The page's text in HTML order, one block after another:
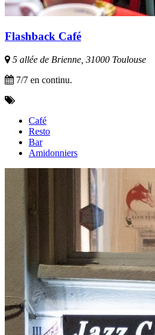
Flashback Café
5 allée de Brienne, 31000 Toulouse
7/7 en continu.
Café
Resto
Bar
Amidonniers